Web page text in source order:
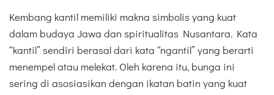
Kembang kantil memiliki makna simbolis yang kuat
dalam budaya Jawa dan spiritualitas Nusantara. Kata
“kantil” sendiri berasal dari kata “ngantil” yang berarti
menempel atau melekat. Oleh karena itu, bunga ini
sering di asosiasikan dengan ikatan batin yang kuat